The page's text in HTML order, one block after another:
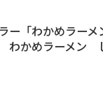
ー「わかめラー
わかめラーメン